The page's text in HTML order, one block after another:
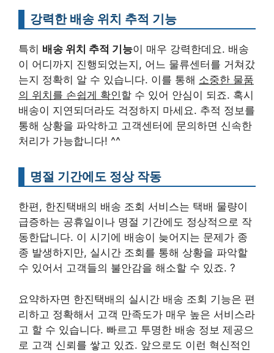
강력한 배송 위치 추적 기능
특히 배송 위치 추적 기능이 매우 강력한데요. 배송
이 어디까지 진행되었는지, 어느 물류센터를 거쳐갔
는지 정확히 알 수 있습니다. 이를 통해 소중한 물품
의 위치를 손쉽게 확인할 수 있어 안심이 되죠. 혹시
배송이 지연되더라도 걱정하지 마세요. 추적 정보를
통해 상황을 파악하고 고객센터에 문의하면 신속한
처리가 가능합니다! ^^
명절 기간에도 정상 작동
한편, 한진택배의 배송 조회 서비스는 택배 물량이
급증하는 공휴일이나 명절 기간에도 정상적으로 작
동한답니다. 이 시기에 배송이 늦어지는 문제가 종
종 발생하지만, 실시간 조회를 통해 상황을 파악할
수 있어서 고객들의 불안감을 해소할 수 있죠. ?
요약하자면 한진택배의 실시간 배송 조회 기능은 편
리하고 정확해서 고객 만족도가 매우 높은 서비스라
고 할 수 있습니다. 빠르고 투명한 배송 정보 제공으
로 고객 신뢰를 쌓고 있죠. 앞으로도 이런 혁신적인